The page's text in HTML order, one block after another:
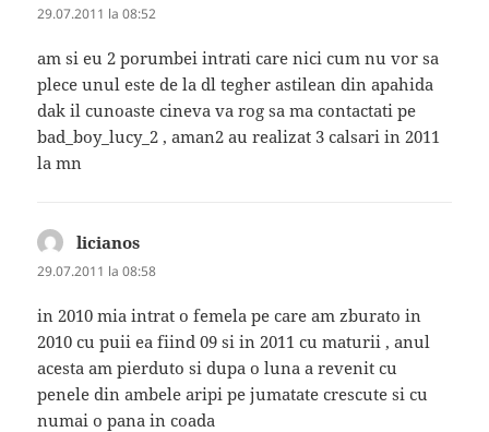
29.07.2011 la 08:52
am si eu 2 porumbei intrati care nici cum nu vor sa
plece unul este de la dl tegher astilean din apahida
dak il cunoaste cineva va rog sa ma contactati pe
bad_boy_lucy_2 , aman2 au realizat 3 calsari in 2011
la mn
licianos
29.07.2011 la 08:58
in 2010 mia intrat o femela pe care am zburato in
2010 cu puii ea fiind 09 si in 2011 cu maturii , anul
acesta am pierduto si dupa o luna a revenit cu
penele din ambele aripi pe jumatate crescute si cu
numai o pana in coada